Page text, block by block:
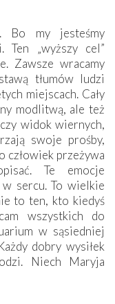
Bo my jesteśmy
Ten „wyższy cel”
Zawsze wracamy
tłumów ludzi
miejscach. Cały
modlitwą, ale też
widok wiernych,
swoje prośby,
człowiek przeżywa
Te emocje
w sercu. To wielkie
to ten, kto kiedyś
wszystkich do
w sąsiedniej
dobry wysiłek
Niech Maryja